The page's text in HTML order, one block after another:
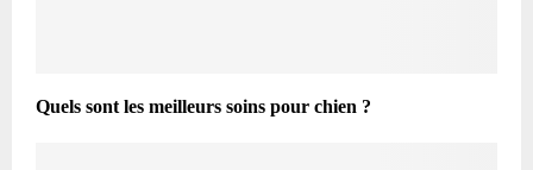
Quels sont les meilleurs soins pour chien ?